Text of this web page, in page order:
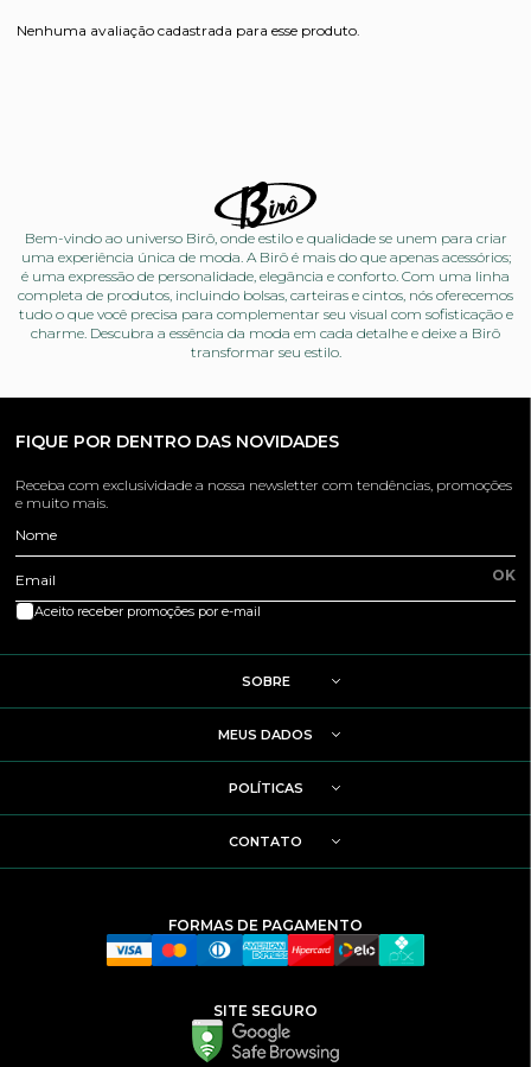
Nenhuma avaliação cadastrada para esse produto.
Bem-vindo ao universo Birô, onde estilo e qualidade se unem para criar
uma experiência única de moda. A Birô é mais do que apenas acessórios;
é uma expressão de personalidade, elegância e conforto. Com uma linha
completa de produtos, incluindo bolsas, carteiras e cintos, nós oferecemos
tudo o que você precisa para complementar seu visual com sofisticação e
charme. Descubra a essência da moda em cada detalhe e deixe a Birô
transformar seu estilo.
FIQUE POR DENTRO DAS NOVIDADES
Receba com exclusividade a nossa newsletter com tendências, promoções
e muito mais.
Nome
Email OK
Aceito receber promoções por e-mail
SOBRE
MEUS DADOS
POLÍTICAS
CONTATO
SITE SEGURO
FORMAS DE PAGAMENTO